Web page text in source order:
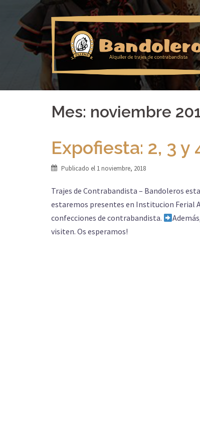
contenido
Mes: noviembre
Expofiesta: 2, 3 y
Publicado el 1 noviembre, 2018
Trajes de Contrabandista – Bandoleros
estaremos presentes en Institucion Ferial
confecciones de contrabandista.
visiten. Os esperamos!